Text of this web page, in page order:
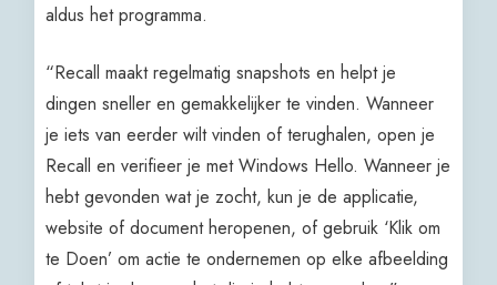
aldus het programma.
“Recall maakt regelmatig snapshots en helpt je
dingen sneller en gemakkelijker te vinden. Wanneer
je iets van eerder wilt vinden of terughalen, open je
Recall en verifieer je met Windows Hello. Wanneer je
hebt gevonden wat je zocht, kun je de applicatie,
website of document heropenen, of gebruik ‘Klik om
te Doen’ om actie te ondernemen op elke afbeelding